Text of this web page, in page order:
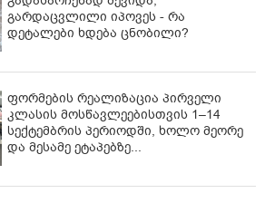
გარდაცვლილი იპოვეს - რა
დეტალები ხდება ცნობილი?
ფორმების რეალიზაცია პირველი
კლასის მოსწავლეებისთვის 1–14
სექტემბრის პერიოდში, ხოლო მეორე
და მესამე ეტაპებზე...